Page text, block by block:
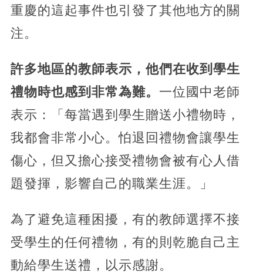
重慶的這起事件也引發了其他地方的關
注。
許多地區的教師表示，他們在收到學生
禮物時也感到非常為難。 一位國中老師
表示：「每當遇到學生贈送小禮物時，
我都會非常小心。怕退回禮物會讓學生
傷心，但又擔心接受禮物會被有心人借
題發揮，影響自己的職業生涯。」
為了避免這種困擾，有的教師選擇不接
受學生的任何禮物，有的則乾脆自己主
動給學生送禮，以示感謝。